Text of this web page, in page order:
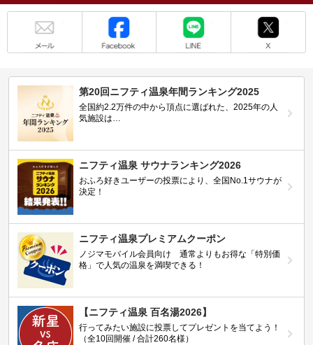
第20回ニフティ温泉年間ランキング2025
全国約2.2万件の中から頂点に選ばれた、2025年の人
気施設は…
ニフティ温泉 サウナランキング2026
おふろ好きユーザーの投票により、全国No.1サウナが
決定！
ニフティ温泉プレミアムクーポン
ノジマモバイル会員向け 通常よりもお得な「特別価
格」で人気の温泉を満喫できる！
【ニフティ温泉 百名湯2026】
行ってみたい施設に投票してプレゼントを当てよう！
（全10回開催 / 合計260名様）